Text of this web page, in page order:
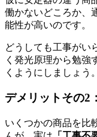
働かないどころか、
能性が高いのです。
どうしても工事がい
く発光原理から勉強
くようにしましょう。
デメリットその2
いくつかの商品を比